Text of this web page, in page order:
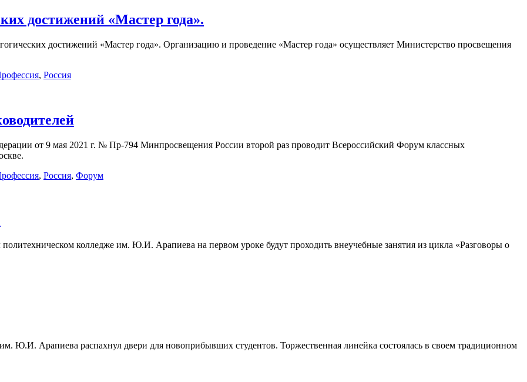
достижений «Мастер года».
достижений «Мастер года». Организацию и проведение «Мастер года» осуществляет Министерство просвещения
, Россия
от 9 мая 2021 г. № Пр-794 Минпросвещения России второй раз проводит Всероссийский Форум классных
, Россия, Форум
колледже им. Ю.И. Арапиева на первом уроке будут проходить внеучебные занятия из цикла «Разговоры о
Ю.И. Арапиева распахнул двери для новоприбывших студентов. Торжественная линейка состоялась в своем традиционном